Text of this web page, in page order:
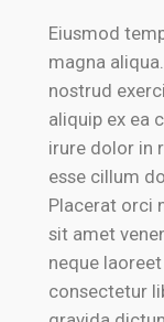
Eiusmod
magna
nostrud
aliquip ex ea
irure dolor in
esse cillum
Placerat orci
sit amet
neque
consectetur